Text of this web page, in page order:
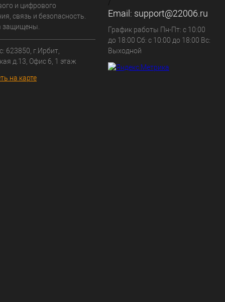
и цифрового
связь и безопасность.
защищены.
623850, г.Ирбит,
д.13, Офис 6, 1 этаж
на карте
/
Email: support@22006.ru
График работы Пн-Пт: с 10:00
до 18:00 Сб: с 10:00 до 18:00 Вс:
Выходной